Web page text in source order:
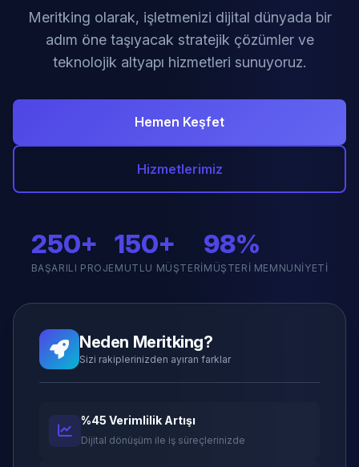
Meritking olarak, işletmenizi dijital dünyada bir
adım öne taşıyacak stratejik çözümler ve
teknolojik altyapı hizmetleri sunuyoruz.
Hemen Keşfet
Hizmetlerimiz
250+
BAŞARILI PROJE
150+
MUTLU MÜŞTERI
98%
MÜŞTERI MEMNUNIYETI
Neden Meritking?
Sizi rakiplerinizden ayıran farklar
%45 Verimlilik Artışı
Dijital dönüşüm ile iş süreçlerinizde